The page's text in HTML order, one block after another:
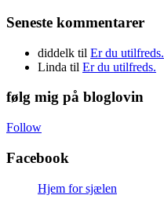
Seneste kommentarer
diddelk til Er du utilfreds.
Linda til Er du utilfreds.
følg mig på bloglovin
Follow
Facebook
Hjem for sjælen